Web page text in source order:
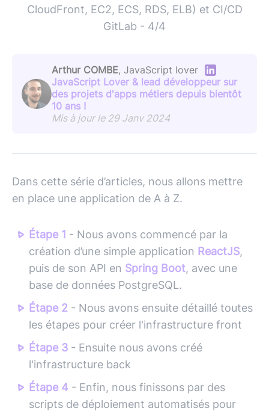
CloudFront, EC2, ECS, RDS, ELB) et CI/CD
GitLab - 4/4
Arthur COMBE, JavaScript lover
JavaScript Lover & lead développeur sur
des projets d'apps métiers depuis bientôt
10 ans !
Mis à jour le 29 Janv 2024
Dans cette série d’articles, nous allons mettre
en place une application de A à Z.
Étape 1 - Nous avons commencé par la
création d’une simple application ReactJS,
puis de son API en Spring Boot, avec une
base de données PostgreSQL.
Étape 2 - Nous avons ensuite détaillé toutes
les étapes pour créer l'infrastructure front
Étape 3 - Ensuite nous avons créé
l'infrastructure back
Étape 4 - Enfin, nous finissons par des
scripts de déploiement automatisés pour